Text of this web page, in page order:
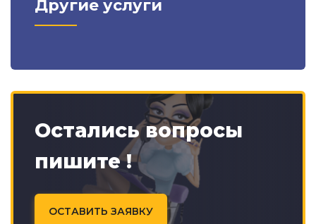
Другие услуги
Остались вопросы
пишите !
ОСТАВИТЬ ЗАЯВКУ